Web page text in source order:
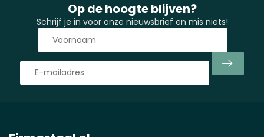
Op de hoogte blijven?
Schrijf je in voor onze nieuwsbrief en mis niets!